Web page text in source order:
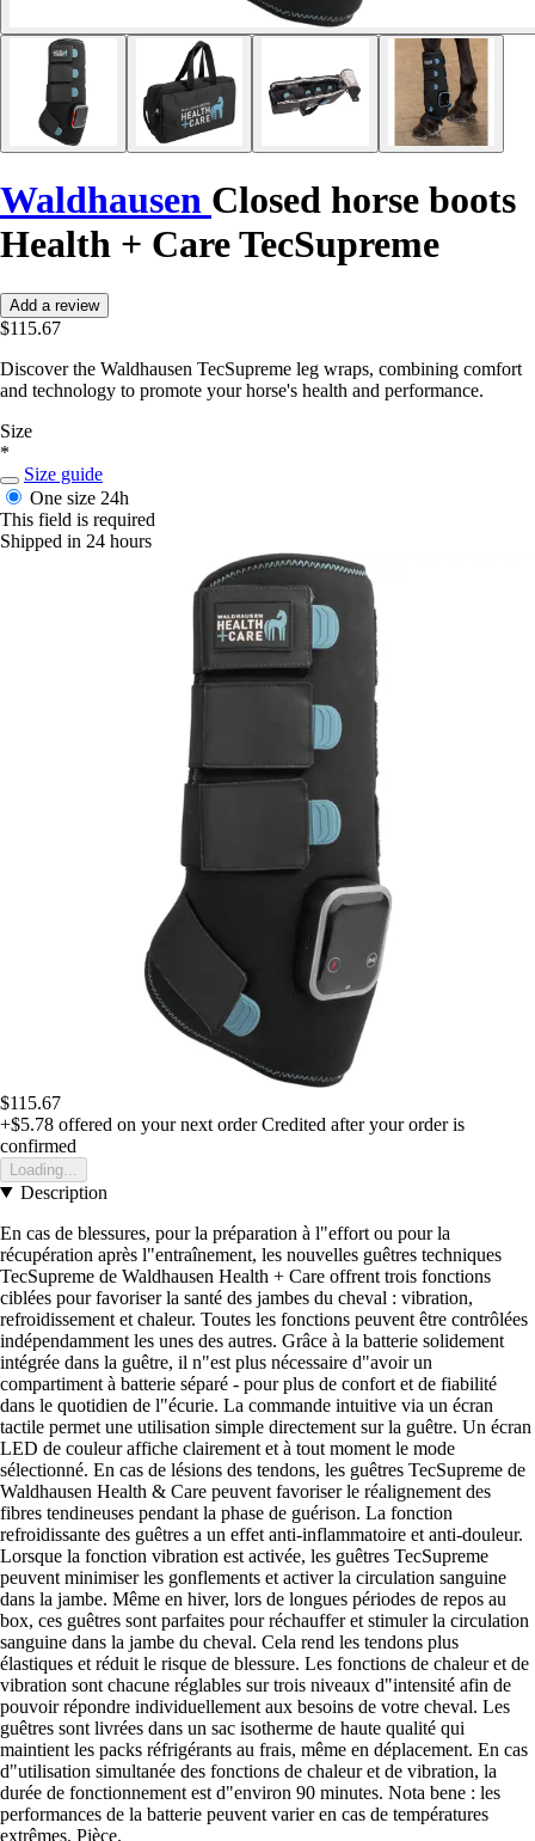
Waldhausen Closed horse boots
Health + Care TecSupreme
Add a review
$115.67
Discover the Waldhausen TecSupreme leg wraps, combining comfort
and technology to promote your horse's health and performance.
Size
*
Size guide
One size 24h
This field is required
Shipped in 24 hours
$115.67
+$5.78 offered on your next order Credited after your order is
confirmed
Loading...
Description
En cas de blessures, pour la préparation à l"effort ou pour la
récupération après l"entraînement, les nouvelles guêtres techniques
TecSupreme de Waldhausen Health + Care offrent trois fonctions
ciblées pour favoriser la santé des jambes du cheval : vibration,
refroidissement et chaleur. Toutes les fonctions peuvent être contrôlées
indépendamment les unes des autres. Grâce à la batterie solidement
intégrée dans la guêtre, il n"est plus nécessaire d"avoir un
compartiment à batterie séparé - pour plus de confort et de fiabilité
dans le quotidien de l"écurie. La commande intuitive via un écran
tactile permet une utilisation simple directement sur la guêtre. Un écran
LED de couleur affiche clairement et à tout moment le mode
sélectionné. En cas de lésions des tendons, les guêtres TecSupreme de
Waldhausen Health & Care peuvent favoriser le réalignement des
fibres tendineuses pendant la phase de guérison. La fonction
refroidissante des guêtres a un effet anti-inflammatoire et anti-douleur.
Lorsque la fonction vibration est activée, les guêtres TecSupreme
peuvent minimiser les gonflements et activer la circulation sanguine
dans la jambe. Même en hiver, lors de longues périodes de repos au
box, ces guêtres sont parfaites pour réchauffer et stimuler la circulation
sanguine dans la jambe du cheval. Cela rend les tendons plus
élastiques et réduit le risque de blessure. Les fonctions de chaleur et de
vibration sont chacune réglables sur trois niveaux d"intensité afin de
pouvoir répondre individuellement aux besoins de votre cheval. Les
guêtres sont livrées dans un sac isotherme de haute qualité qui
maintient les packs réfrigérants au frais, même en déplacement. En cas
d"utilisation simultanée des fonctions de chaleur et de vibration, la
durée de fonctionnement est d"environ 90 minutes. Nota bene : les
performances de la batterie peuvent varier en cas de températures
extrêmes. Pièce.